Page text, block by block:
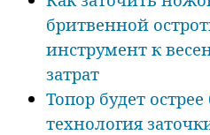
бритвенной
инструмент к
затрат
Топор будет
технология